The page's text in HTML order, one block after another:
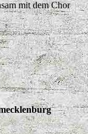
mit dem Chor